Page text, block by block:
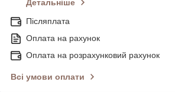
Детальніше
Післяплата
Оплата на рахунок
Оплата на розрахунковий рахунок
Всі умови оплати